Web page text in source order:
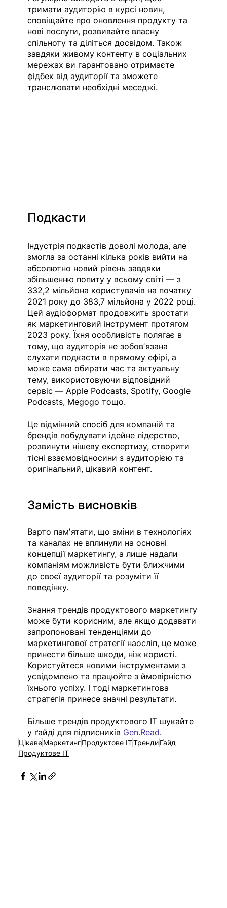
тримати аудиторію в курсі новин,
сповіщайте про оновлення продукту та
нові послуги, розвивайте власну
спільноту та діліться досвідом. Також
завдяки живому контенту в соціальних
мережах ви гарантовано отримаєте
фідбек від аудиторії та зможете
транслювати необхідні меседжі.
Подкасти
Індустрія подкастів доволі молода, але
змогла за останні кілька років вийти на
абсолютно новий рівень завдяки
збільшенню попиту у всьому світі — з
332,2 мільйона користувачів на початку
2021 року до 383,7 мільйона у 2022 році.
Цей аудіоформат продовжить зростати
як маркетинговий інструмент протягом
2023 року. Їхня особливість полягає в
тому, що аудиторія не зобовʼязана
слухати подкасти в прямому ефірі, а
може сама обирати час та актуальну
тему, використовуючи відповідний
сервіс — Apple Podcasts, Spotify, Google
Podcasts, Megogo тощо.
Це відмінний спосіб для компаній та
брендів побудувати ідейне лідерство,
розвинути нішеву експертизу, створити
тісні взаємовідносини з аудиторією та
оригінальний, цікавий контент.
Замість висновків
Варто памʼятати, що зміни в технологіях
та каналах не вплинули на основні
концепції маркетингу, а лише надали
компаніям можливість бути ближчими
до своєї аудиторії та розуміти її
поведінку.
Знання трендів продуктового маркетингу
може бути корисним, але якщо додавати
запропоновані тенденціями до
маркетингової стратегії наосліп, це може
принести більше шкоди, ніж користі.
Користуйтеся новими інструментами з
усвідомлено та працюйте з ймовірністю
їхнього успіху. І тоді маркетингова
стратегія принесе значні результати.
Більше трендів продуктового ІТ шукайте
у ґайді для підписників Gen.Read.
ЦікавеМаркетингПродуктове ІТТрендиҐайд
Продуктове IT